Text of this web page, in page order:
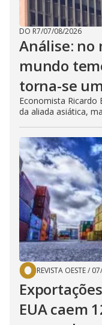
DO R7/07/08/2026
Análise: no
mundo
torna-se
Economista Ricardo
da aliada asiática,
REVISTA OESTE/
EUA caem